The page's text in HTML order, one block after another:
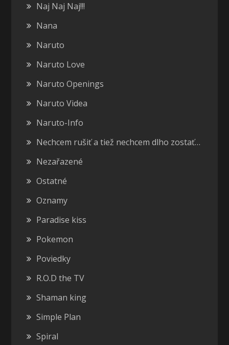
Naj Naj Naj!!!
Nana
Naruto
Naruto Love
Naruto Openings
Naruto Videa
Naruto-Info
Nechcem rušiť a tiež nechcem dlho zostať…
Nezařazené
Ostatné
Oznamy
Paradise kiss
Pokemon
Poviedky
R.O.D the TV
Shaman king
Simple Plan
Spiral